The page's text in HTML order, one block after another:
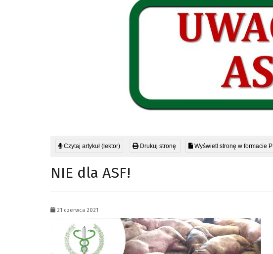
Czytaj artykuł (lektor) Drukuj stronę Wyświetl stronę w formacie
NIE dla ASF!
21 czerwca 2021